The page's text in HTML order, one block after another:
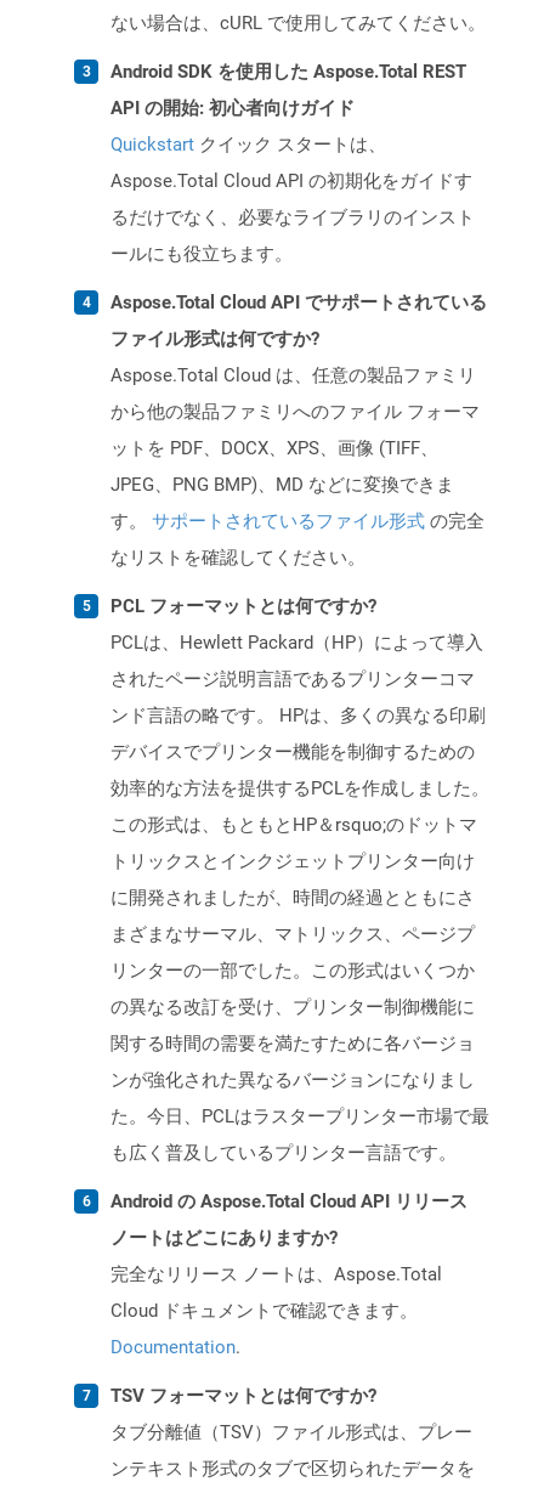
ない場合は、cURL で使用してみてください。
Android SDK を使用した Aspose.Total REST
API の開始: 初心者向けガイド
Quickstart クイック スタートは、
Aspose.Total Cloud API の初期化をガイドす
るだけでなく、必要なライブラリのインスト
ールにも役立ちます。
Aspose.Total Cloud API でサポートされている
ファイル形式は何ですか?
Aspose.Total Cloud は、任意の製品ファミリ
から他の製品ファミリへのファイル フォーマ
ットを PDF、DOCX、XPS、画像 (TIFF、
JPEG、PNG BMP)、MD などに変換できま
す。 サポートされているファイル形式 の完全
なリストを確認してください。
PCL フォーマットとは何ですか?
PCLは、Hewlett Packard（HP）によって導入
されたページ説明言語であるプリンターコマ
ンド言語の略です。 HPは、多くの異なる印刷
デバイスでプリンター機能を制御するための
効率的な方法を提供するPCLを作成しました。
この形式は、もともとHP＆rsquo;のドットマ
トリックスとインクジェットプリンター向け
に開発されましたが、時間の経過とともにさ
まざまなサーマル、マトリックス、ページプ
リンターの一部でした。この形式はいくつか
の異なる改訂を受け、プリンター制御機能に
関する時間の需要を満たすために各バージョ
ンが強化された異なるバージョンになりまし
た。今日、PCLはラスタープリンター市場で最
も広く普及しているプリンター言語です。
Android の Aspose.Total Cloud API リリース
ノートはどこにありますか?
完全なリリース ノートは、Aspose.Total
Cloud ドキュメントで確認できます。
Documentation.
TSV フォーマットとは何ですか?
タブ分離値（TSV）ファイル形式は、プレー
ンテキスト形式のタブで区切られたデータを